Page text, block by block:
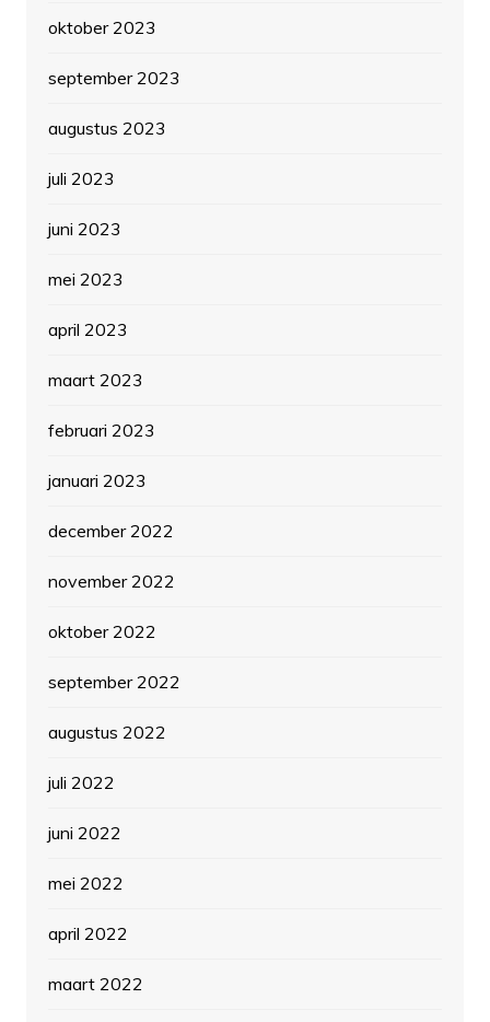
oktober 2023
september 2023
augustus 2023
juli 2023
juni 2023
mei 2023
april 2023
maart 2023
februari 2023
januari 2023
december 2022
november 2022
oktober 2022
september 2022
augustus 2022
juli 2022
juni 2022
mei 2022
april 2022
maart 2022